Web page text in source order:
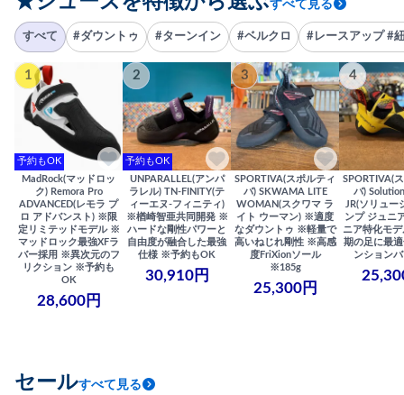
すべて見る
すべて #ダウントゥ #ターンイン #ベルクロ #レースアップ #
1
予約もOK
MadRock(マッドロッ
ク) Remora Pro
ADVANCED(レモラ プ
ロ アドバンスト) ※限
定リミテッドモデル ※
マッドロック最強XFラ
バー採用 ※異次元のフ
リクション ※予約も
OK
28,600円
2
予約もOK
UNPARALLEL(アンパ
ラレル) TN-FINITY(テ
ィーエヌ-フィニティ)
※楢崎智亜共同開発 ※
ハードな剛性パワーと
自由度が融合した最強
仕様 ※予約もOK
30,910円
3
SPORTIVA(スポルティ
バ) SKWAMA LITE
WOMAN(スクワマ ラ
イト ウーマン) ※適度
なダウントゥ ※軽量で
高いねじれ剛性 ※高感
度FriXionソール
※185g
25,300円
4
SPORTIVA(
バ)
JR(ソリュー
ンプ ジュニ
ニア特化モ
期の足に最
ンション
セールすべて見る